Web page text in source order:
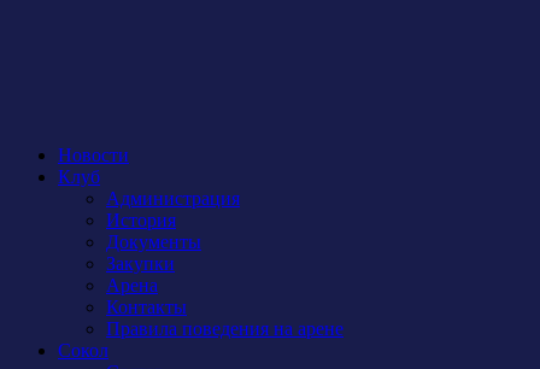
Новости
Клуб
Администрация
История
Документы
Закупки
Арена
Контакты
Правила поведения на арене
Сокол